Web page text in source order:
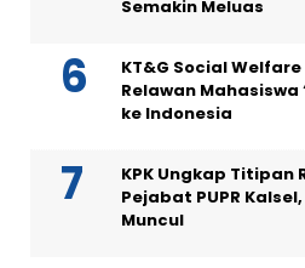
Semakin Meluas
KT&G Social
Relawan
ke Indonesia
KPK Ungkap Titipan
Pejabat PUPR
Muncul